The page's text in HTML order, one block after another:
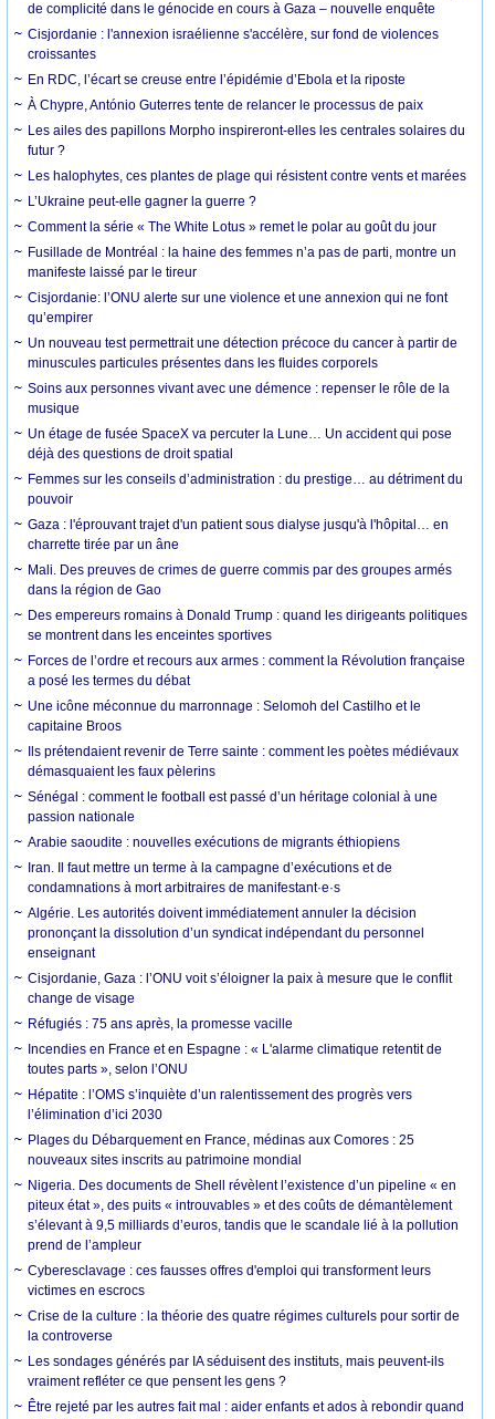
de complicité dans le génocide en cours à Gaza – nouvelle enquête
Cisjordanie : l'annexion israélienne s'accélère, sur fond de violences
croissantes
En RDC, l’écart se creuse entre l’épidémie d’Ebola et la riposte
À Chypre, António Guterres tente de relancer le processus de paix
Les ailes des papillons Morpho inspireront-elles les centrales solaires du
futur ?
Les halophytes, ces plantes de plage qui résistent contre vents et marées
L’Ukraine peut-elle gagner la guerre ?
Comment la série « The White Lotus » remet le polar au goût du jour
Fusillade de Montréal : la haine des femmes n’a pas de parti, montre un
manifeste laissé par le tireur
Cisjordanie: l’ONU alerte sur une violence et une annexion qui ne font
qu’empirer
Un nouveau test permettrait une détection précoce du cancer à partir de
minuscules particules présentes dans les fluides corporels
Soins aux personnes vivant avec une démence : repenser le rôle de la
musique
Un étage de fusée SpaceX va percuter la Lune… Un accident qui pose
déjà des questions de droit spatial
Femmes sur les conseils d’administration : du prestige… au détriment du
pouvoir
Gaza : l'éprouvant trajet d'un patient sous dialyse jusqu'à l'hôpital… en
charrette tirée par un âne
Mali. Des preuves de crimes de guerre commis par des groupes armés
dans la région de Gao
Des empereurs romains à Donald Trump : quand les dirigeants politiques
se montrent dans les enceintes sportives
Forces de l’ordre et recours aux armes : comment la Révolution française
a posé les termes du débat
Une icône méconnue du marronnage : Selomoh del Castilho et le
capitaine Broos
Ils prétendaient revenir de Terre sainte : comment les poètes médiévaux
démasquaient les faux pèlerins
Sénégal : comment le football est passé d’un héritage colonial à une
passion nationale
Arabie saoudite : nouvelles exécutions de migrants éthiopiens
Iran. Il faut mettre un terme à la campagne d’exécutions et de
condamnations à mort arbitraires de manifestant·e·s
Algérie. Les autorités doivent immédiatement annuler la décision
prononçant la dissolution d’un syndicat indépendant du personnel
enseignant
Cisjordanie, Gaza : l’ONU voit s’éloigner la paix à mesure que le conflit
change de visage
Réfugiés : 75 ans après, la promesse vacille
Incendies en France et en Espagne : « L'alarme climatique retentit de
toutes parts », selon l’ONU
Hépatite : l’OMS s’inquiète d’un ralentissement des progrès vers
l’élimination d’ici 2030
Plages du Débarquement en France, médinas aux Comores : 25
nouveaux sites inscrits au patrimoine mondial
Nigeria. Des documents de Shell révèlent l’existence d’un pipeline « en
piteux état », des puits « introuvables » et des coûts de démantèlement
s’élevant à 9,5 milliards d’euros, tandis que le scandale lié à la pollution
prend de l’ampleur
Cyberesclavage : ces fausses offres d'emploi qui transforment leurs
victimes en escrocs
Crise de la culture : la théorie des quatre régimes culturels pour sortir de
la controverse
Les sondages générés par IA séduisent des instituts, mais peuvent-ils
vraiment refléter ce que pensent les gens ?
Être rejeté par les autres fait mal : aider enfants et ados à rebondir quand